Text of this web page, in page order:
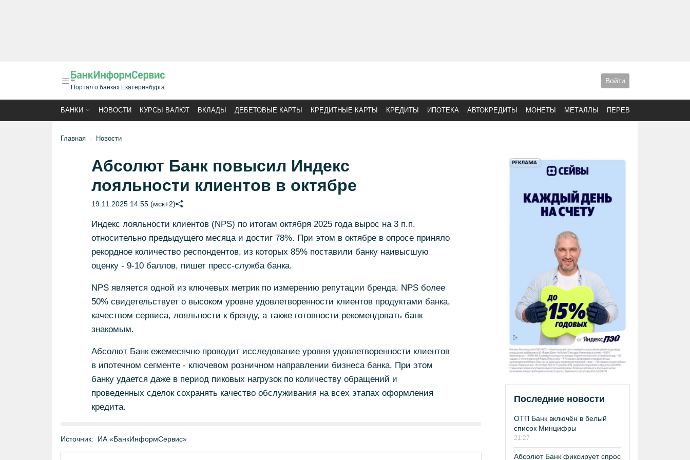
Портал о банках Екатеринбурга
Войти
БАНКИ НОВОСТИ КУРСЫ ВАЛЮТ ВКЛАДЫ ДЕБЕТОВЫЕ КАРТЫ КРЕДИТНЫЕ КАРТЫ КРЕДИТЫ ИПОТЕКА АВТОКРЕДИТЫ МОНЕТЫ МЕТАЛЛЫ ПЕРЕВОДЫ
Главная Новости
Абсолют Банк повысил Индекс
лояльности клиентов в октябре
19.11.2025 14:55 (мск+2)
Индекс лояльности клиентов (NPS) по итогам октября 2025 года вырос на 3 п.п.
относительно предыдущего месяца и достиг 78%. При этом в октябре в опросе приняло
рекордное количество респондентов, из которых 85% поставили банку наивысшую
оценку - 9-10 баллов, пишет пресс-служба банка.
NPS является одной из ключевых метрик по измерению репутации бренда. NPS более
50% свидетельствует о высоком уровне удовлетворенности клиентов продуктами банка,
качеством сервиса, лояльности к бренду, а также готовности рекомендовать банк
знакомым.
Абсолют Банк ежемесячно проводит исследование уровня удовлетворенности клиентов
в ипотечном сегменте - ключевом розничном направлении бизнеса банка. При этом
банку удается даже в период пиковых нагрузок по количеству обращений и
проведенных сделок сохранять качество обслуживания на всех этапах оформления
кредита.
Источник: ИА «БанкИнформСервис»
Последние новости
ОТП Банк включён в белый
список Минцифры
21:27
Абсолют Банк фиксирует спрос